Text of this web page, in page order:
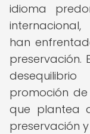
idioma
han
preservación.
promoción
que plantea
preservación